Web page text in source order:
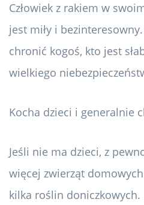
Człowiek z rakiem w
jest miły i
chronić kogoś, kto jest
wielkiego
Kocha dzieci i generalnie
Jeśli nie ma dzieci, z
więcej zwierząt
kilka roślin doniczkowych.